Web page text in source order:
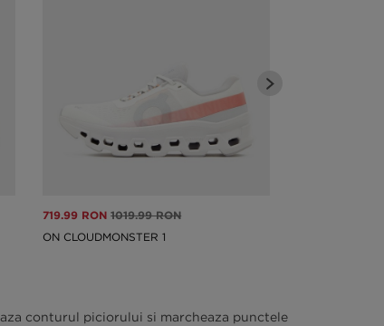
719.99 RON1019.99 RON
ON CLOUDMONSTER 1
conturul piciorului si marcheaza punctele